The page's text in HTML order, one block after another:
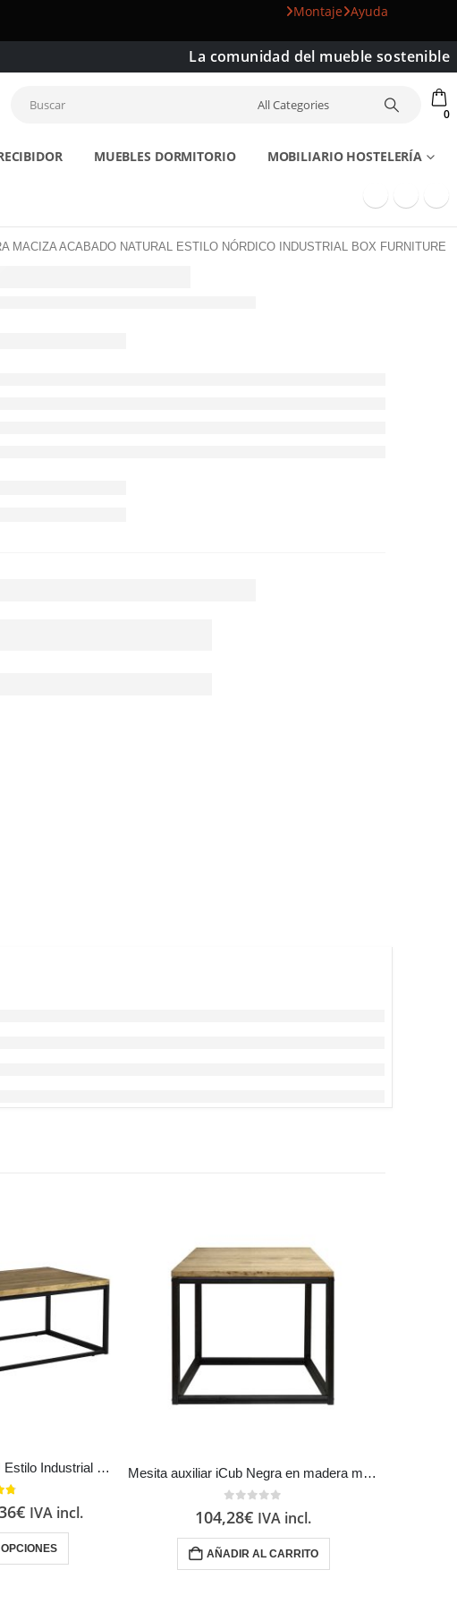
Montaje Ayuda
La comunidad del mueble sostenible
0
MUEBLES DORMITORIO MOBILIARIO HOSTELERÍA
MACIZA ACABADO NATURAL ESTILO NÓRDICO INDUSTRIAL BOX FURNITURE
Mesa de Centro iCub U Estilo Industrial Vintage metal en Negro
€ IVA incl.
Mesita auxiliar iCub Negra en madera maciza de pino acabado vintage estilo industrial Box Furniture
104,28€ IVA incl.
AÑADIR AL CARRITO